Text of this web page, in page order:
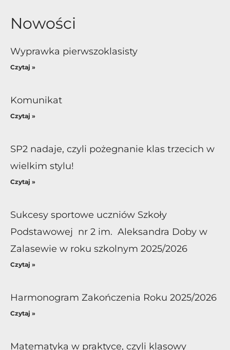
Nowości
Wyprawka pierwszoklasisty
Czytaj »
Komunikat
Czytaj »
SP2 nadaje, czyli pożegnanie klas trzecich w
wielkim stylu!
Czytaj »
Sukcesy sportowe uczniów Szkoły
Podstawowej nr 2 im. Aleksandra Doby w
Zalasewie w roku szkolnym 2025/2026
Czytaj »
Harmonogram Zakończenia Roku 2025/2026
Czytaj »
Matematyka w praktyce, czyli klasowy